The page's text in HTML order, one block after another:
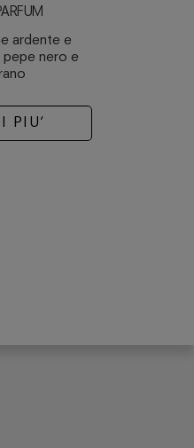
ardente e
nero e
PIU’